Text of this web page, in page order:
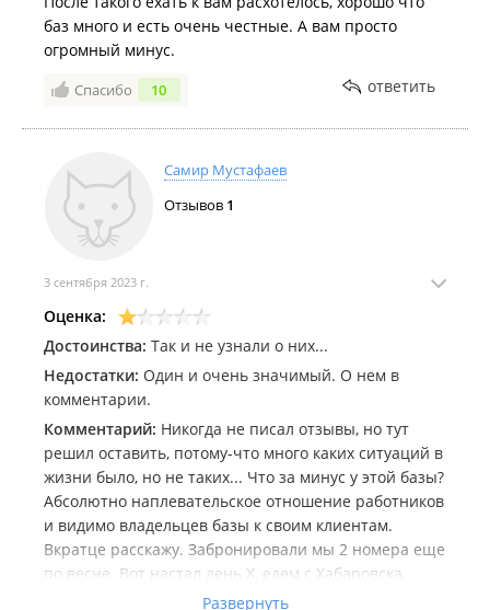
баз много и есть очень честные. А вам просто
огромный минус.
Спасибо 10 ответить
Самир Мустафаев
Отзывов 1
3 сентября 2023 г.
Оценка:
Достоинства: Так и не узнали о них...
Недостатки: Один и очень значимый. О нем в
комментарии.
Комментарий: Никогда не писал отзывы, но тут
решил оставить, потому-что много каких ситуаций в
жизни было, но не таких... Что за минус у этой базы?
Абсолютно наплевательское отношение работников
и видимо владельцев базы к своим клиентам.
Вкратце расскажу. Забронировали мы 2 номера еще
по весне. Вот настал день Х, едем с Хабаровска.
Зная об обстановке в ПК, решили уточнить у
Развернуть